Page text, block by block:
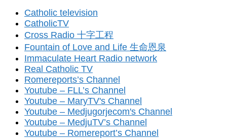
Catholic television
CatholicTV
Cross Radio 十字工程
Fountain of Love and Life 生命恩泉
Immaculate Heart Radio network
Real Catholic TV
Romereports’s Channel
Youtube – FLL’s Channel
Youtube – MaryTV's Channel
Youtube – Medjugorjecom's Channel
Youtube – MedjuTV’s Channel
Youtube – Romereport’s Channel